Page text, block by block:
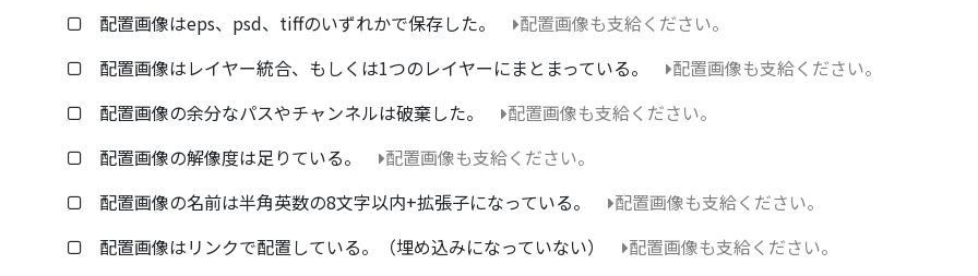
配置画像はeps、psd、tiffのいずれかで保存した。
配置画像も支給ください。
配置画像はレイヤー統合、もしくは1つのレイヤーにまとまっている。
配置画像も支給ください。
配置画像の余分なパスやチャンネルは破棄した。
配置画像も支給ください。
配置画像の解像度は足りている。
配置画像も支給ください。
配置画像の名前は半角英数の8文字以内+拡張子になっている。
配置画像も支給ください。
配置画像はリンクで配置している。（埋め込みになっていない）
配置画像も支給ください。